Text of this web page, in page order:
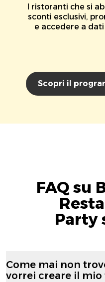
I ristoranti che si
sconti esclusivi,
e accedere a
Scopri il
FAQ su
Party
Come mai non
vorrei creare il mio